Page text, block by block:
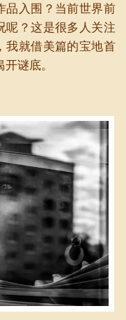
品入围？当前世界前
呢？这是很多人关注
我就借美篇的宝地首
谜底。